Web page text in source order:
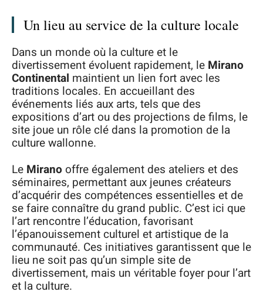
Un lieu au service de la culture locale
Dans un monde où la culture et le
divertissement évoluent rapidement, le Mirano
Continental maintient un lien fort avec les
traditions locales. En accueillant des
événements liés aux arts, tels que des
expositions d’art ou des projections de films, le
site joue un rôle clé dans la promotion de la
culture wallonne.
Le Mirano offre également des ateliers et des
séminaires, permettant aux jeunes créateurs
d’acquérir des compétences essentielles et de
se faire connaître du grand public. C’est ici que
l’art rencontre l’éducation, favorisant
l’épanouissement culturel et artistique de la
communauté. Ces initiatives garantissent que le
lieu ne soit pas qu’un simple site de
divertissement, mais un véritable foyer pour l’art
et la culture.